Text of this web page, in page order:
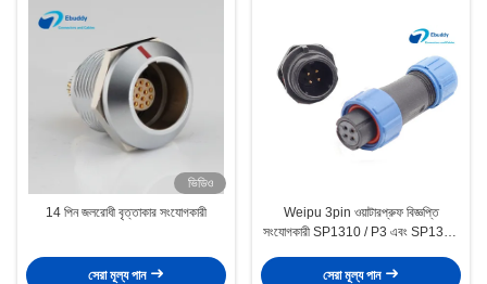
ভিডিও
14 পিন জলরোধী বৃত্তাকার সংযোগকারী
সেরা মূল্য পান
Weipu 3pin ওয়াটারপ্রুফ বিজ্ঞপ্তি
সংযোগকারী SP1310 / P3 এবং SP1312
সেরা মূল্য পান